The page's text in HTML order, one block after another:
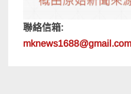
聯絡信箱:
mknews1688@gmail.com